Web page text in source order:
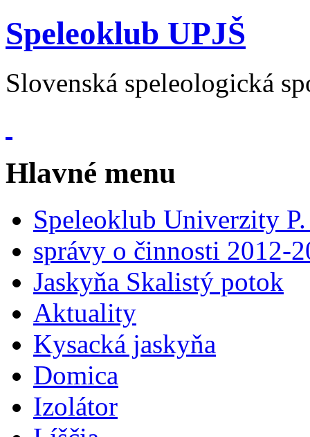
Speleoklub UPJŠ
Slovenská speleologická
Hlavné menu
Speleoklub Univerzity
správy o činnosti 2012-
Jaskyňa Skalistý potok
Aktuality
Kysacká jaskyňa
Domica
Izolátor